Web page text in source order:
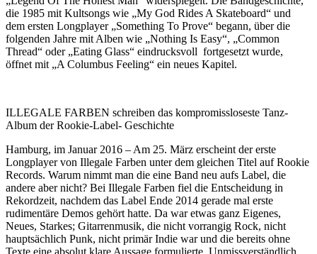
die 1985 mit Kultsongs wie „My God Rides A Skateboard“ und
dem ersten Longplayer „Something To Prove“ begann, über die
folgenden Jahre mit Alben wie „Nothing Is Easy“, „Common
Thread“ oder „Eating Glass“ eindrucksvoll fortgesetzt wurde,
öffnet mit „A Columbus Feeling“ ein neues Kapitel.
ILLEGALE FARBEN schreiben das kompromissloseste Tanz-
Album der Rookie-Label- Geschichte
Hamburg, im Januar 2016 – Am 25. März erscheint der erste
Longplayer von Illegale Farben unter dem gleichen Titel auf Rookie
Records. Warum nimmt man die eine Band neu aufs Label, die
andere aber nicht? Bei Illegale Farben fiel die Entscheidung in
Rekordzeit, nachdem das Label Ende 2014 gerade mal erste
rudimentäre Demos gehört hatte. Da war etwas ganz Eigenes,
Neues, Starkes; Gitarrenmusik, die nicht vorrangig Rock, nicht
hauptsächlich Punk, nicht primär Indie war und die bereits ohne
Texte eine absolut klare Aussage formulierte. Unmissverständlich